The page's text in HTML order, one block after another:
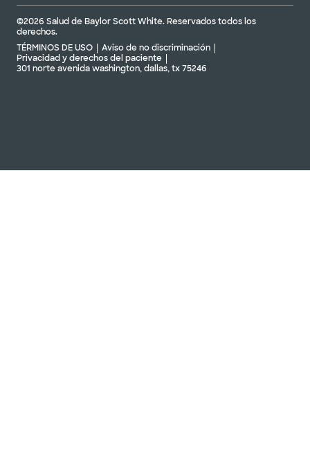
©2026 Salud de Baylor Scott White. Reservados todos los
derechos.
TÉRMINOS DE USO
Aviso de no discriminación
Privacidad y derechos del paciente
301 norte avenida washington, dallas, tx 75246